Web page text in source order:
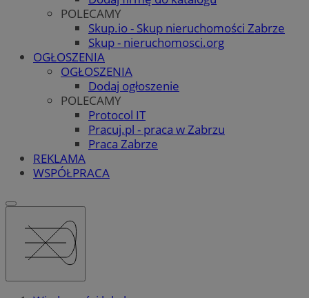
POLECAMY
Skup.io - Skup nieruchomości Zabrze
Skup - nieruchomosci.org
OGŁOSZENIA
OGŁOSZENIA
Dodaj ogłoszenie
POLECAMY
Protocol IT
Pracuj.pl - praca w Zabrzu
Praca Zabrze
REKLAMA
WSPÓŁPRACA